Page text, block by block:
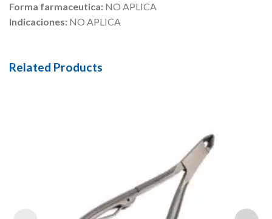
Forma farmaceutica: NO APLICA
Indicaciones: NO APLICA
Related Products